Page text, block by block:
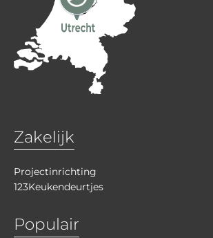
Zakelijk
Projectinrichting
123Keukendeurtjes
Populair